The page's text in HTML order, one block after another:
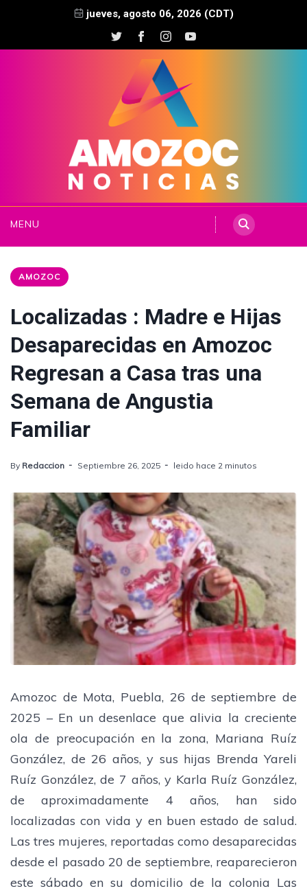
jueves, agosto 06, 2026 (CDT)
MENU
AMOZOC
Localizadas : Madre e Hijas
Desaparecidas en Amozoc
Regresan a Casa tras una
Semana de Angustia
Familiar
By Redaccion Septiembre 26, 2025 leido hace 2 minutos
Amozoc de Mota, Puebla, 26 de septiembre de
2025 – En un desenlace que alivia la creciente
ola de preocupación en la zona, Mariana Ruíz
González, de 26 años, y sus hijas Brenda Yareli
Ruíz González, de 7 años, y Karla Ruíz González,
de aproximadamente 4 años, han sido
localizadas con vida y en buen estado de salud.
Las tres mujeres, reportadas como desaparecidas
desde el pasado 20 de septiembre, reaparecieron
este sábado en su domicilio de la colonia Las